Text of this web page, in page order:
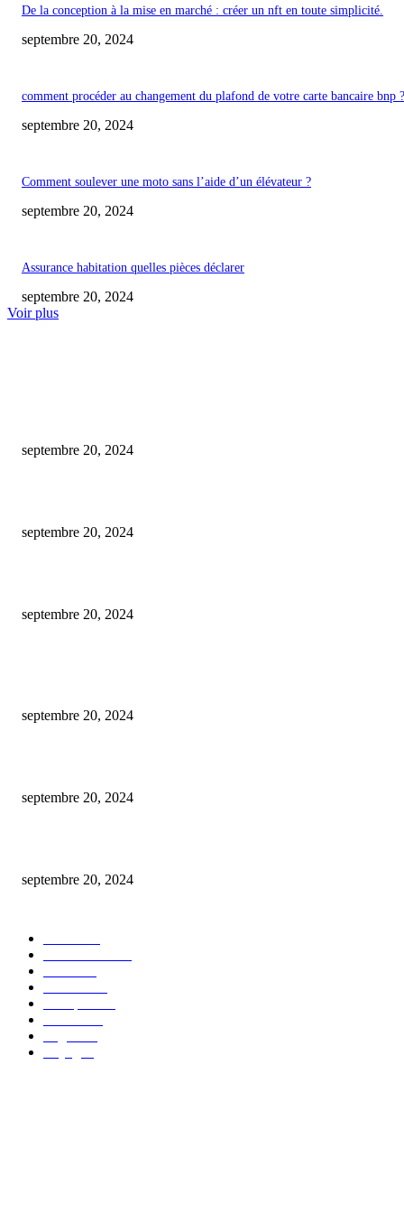
De la conception à la mise en marché : créer un nft en toute simplicité.
septembre 20, 2024
comment procéder au changement du plafond de votre carte bancaire bnp ?
septembre 20, 2024
Comment soulever une moto sans l’aide d’un élévateur ?
septembre 20, 2024
Assurance habitation quelles pièces déclarer
septembre 20, 2024
Voir plus
septembre 20, 2024
septembre 20, 2024
septembre 20, 2024
septembre 20, 2024
septembre 20, 2024
septembre 20, 2024